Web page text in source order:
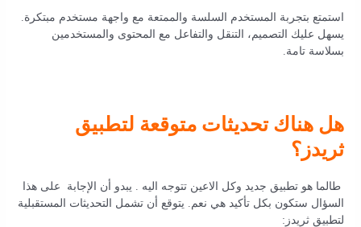
استمتع بتجربة المستخدم السلسة والممتعة مع واجهة مستخدم مبتكرة.
يسهل عليك التصميم، التنقل والتفاعل مع المحتوى والمستخدمين
بسلاسة تامة.
هل هناك تحديثات متوقعة لتطبيق
ثريدز؟
طالما هو تطبيق جديد وكل الاعين تتوجه اليه . يبدو أن الإجابة على هذا
السؤال ستكون بكل تأكيد هي نعم. يتوقع أن تشمل التحديثات المستقبلية
لتطبيق ثريدز: